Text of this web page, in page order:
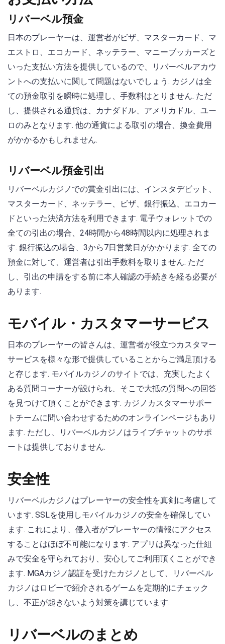
リバーベル預金
日本のプレーヤーは、運営者がビザ、マスターカード、マ
エストロ、エコカード、ネッテラー、マニーブッカーズと
いった支払い方法を提供しているので、リバーベルアカウ
ントへの支払いに関して問題はないでしょう. カジノは全
ての預金取引を瞬時に処理し、手数料はとりません. ただ
し、提供される通貨は、カナダドル、アメリカドル、ユー
ロのみとなります. 他の通貨による取引の場合、換金費用
がかかるかもしれません.
リバーベル預金引出
リバーベルカジノでの賞金引出には、インスタデビット、
マスターカード、ネッテラー、ビザ、銀行振込、エコカー
ドといった決済方法を利用できます. 電子ウォレットでの
全ての引出の場合、24時間から48時間以内に処理されま
す. 銀行振込の場合、3から7日営業日がかかります. 全ての
預金に対して、運営者は引出手数料を取りません. ただ
し、引出の申請をする前に本人確認の手続きを経る必要が
あります.
モバイル・カスタマーサービス
日本のプレーヤーの皆さんは、運営者が役立つカスタマー
サービスを様々な形で提供していることからご満足頂ける
と存じます. モバイルカジノのサイトでは、充実したよく
ある質問コーナーが設けられ、そこで大抵の質問への回答
を見つけて頂くことができます. カジノカスタマーサポー
トチームに問い合わせするためのオンラインページもあり
ます. ただし、リバーベルカジノはライブチャットのサポ
ートは提供しておりません.
安全性
リバーベルカジノはプレーヤーの安全性を真剣に考慮して
います. SSLを使用しモバイルカジノの安全を確保してい
ます. これにより、侵入者がプレーヤーの情報にアクセス
することはほぼ不可能になります. アプリは異なった仕組
みで安全を守られており、安心してご利用頂くことができ
ます. MGAカジノ認証を受けたカジノとして、リバーベル
カジノはロビーで紹介されるゲームを定期的にチェック
し、不正が起きないよう対策を講じています.
リバーベルのまとめ